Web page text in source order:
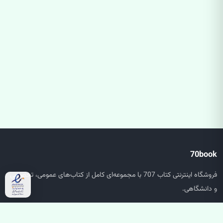
70book
فروشگاه اینترنتی کتاب 707 با مجموعه‌ای کامل از کتاب‌های عمومی، تخصصی
و دانشگاهی.